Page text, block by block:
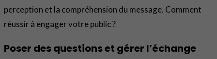
perception et la compréhension du message. Comment
réussir à engager votre public ?
Poser des questions et gérer l’échange